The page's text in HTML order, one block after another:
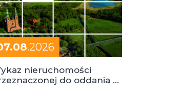
.2026
nieruchomości
do oddania w